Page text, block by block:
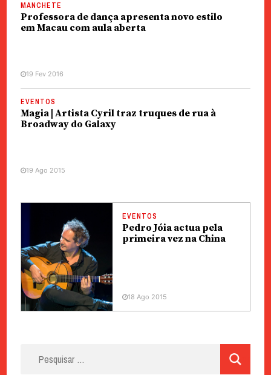
MANCHETE
Professora de dança apresenta novo estilo
em Macau com aula aberta
19 Fev 2016
EVENTOS
Magia | Artista Cyril traz truques de rua à
Broadway do Galaxy
19 Ago 2015
EVENTOS
Pedro Jóia actua pela
primeira vez na China
18 Ago 2015